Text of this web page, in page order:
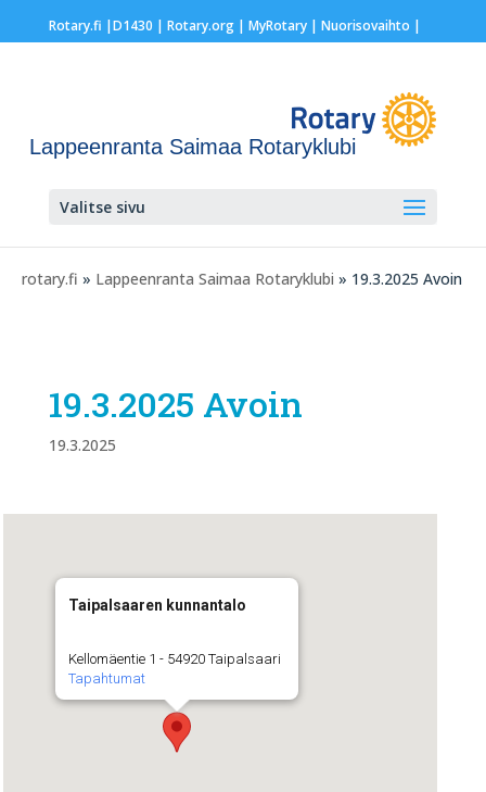
Rotary.fi |D1430 | Rotary.org| MyRotary | Nuorisovaihto |
Lappeenranta Saimaa Rotaryklubi
Valitse sivu
rotary.fi » Lappeenranta Saimaa Rotaryklubi » 19.3.2025 Avoin
19.3.2025 Avoin
19.3.2025
Taipalsaaren kunnantalo
Kellomäentie 1 - 54920 Taipalsaari
Tapahtumat